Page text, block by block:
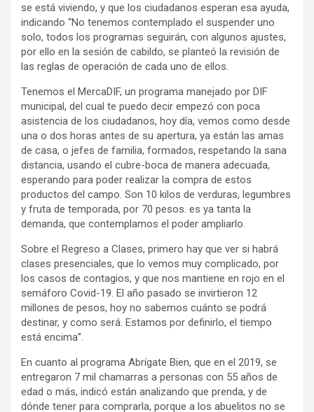
se está viviendo, y que los ciudadanos esperan esa ayuda,
indicando “No tenemos contemplado el suspender uno
solo, todos los programas seguirán, con algunos ajustes,
por ello en la sesión de cabildo, se planteó la revisión de
las reglas de operación de cada uno de ellos.
Tenemos el MercaDIF, un programa manejado por DIF
municipal, del cual te puedo decir empezó con poca
asistencia de los ciudadanos, hoy día, vemos como desde
una o dos horas antes de su apertura, ya están las amas
de casa, o jefes de familia, formados, respetando la sana
distancia, usando el cubre-boca de manera adecuada,
esperando para poder realizar la compra de estos
productos del campo. Son 10 kilos de verduras, legumbres
y fruta de temporada, por 70 pesos. es ya tanta la
demanda, que contemplamos el poder ampliarlo.
Sobre el Regreso a Clases, primero hay que ver si habrá
clases presenciales, que lo vemos muy complicado, por
los casos de contagios, y que nos mantiene en rojo en el
semáforo Covid-19. El año pasado se invirtieron 12
millones de pesos, hoy no sabemos cuánto se podrá
destinar, y como será. Estamos por definirlo, el tiempo
está encima”.
En cuanto al programa Abrígate Bien, que en el 2019, se
entregaron 7 mil chamarras a personas con 55 años de
edad o más, indicó están analizando que prenda, y de
dónde tener para comprarla, porque a los abuelitos no se